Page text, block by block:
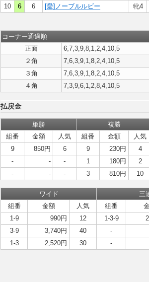
10
6 6 [愛]ノーブルルビー 牝4
コーナー通過順
正面
6,7,3,9,8,1,2,4,10,5
２角
7,6,3,9,1,8,2,4,10,5
３角
7,6,3,9,1,8,2,4,10,5
４角
7,3,9,6,1,2,8,4,10,5
払戻金
単勝
複勝
組番
金額 人気 組番 金額
人気
9
850円 6 9 230円
4
-
- - 1 180円
2
-
- - 3 810円 10
ワイド
三
組番
金額 人気 組番
1-9
990円 12 1-3-9
3-9
3,740円 40
-
1-3
2,520円 30 -